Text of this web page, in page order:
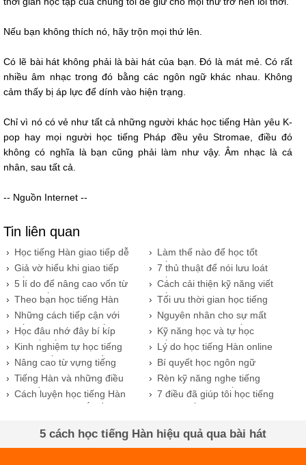
Nếu bạn không thích nó, hãy trộn mọi thứ lên.
Có lẽ bài hát không phải là bài hát của bạn. Đó là mát mẻ. Có rất
nhiều âm nhạc trong đó bằng các ngôn ngữ khác nhau. Không
cảm thấy bị áp lực để dính vào hiện trạng.
Chỉ vì nó có vẻ như tất cả những người khác học tiếng Hàn yêu K-
pop hay mọi người học tiếng Pháp đều yêu Stromae, điều đó
không có nghĩa là bạn cũng phải làm như vậy. Âm nhạc là cá
nhân, sau tất cả.
-- Nguồn Internet --
Tin liên quan
Học tiếng Hàn giao tiếp dễ
dàng hơn bạn nghĩ
Làm thế nào để học tốt
tiếng Hàn
​Giả vờ hiểu khi giao tiếp
tiếng Hàn
​7 thủ thuật để nói lưu loát
tiếng Hàn
​5 lí do để nâng cao vốn từ
vựng tiếng Hàn
Cách cải thiện kỹ năng viết
tiếng Hàn
Theo bạn học tiếng Hàn
làm gì?
Tối ưu thời gian học tiếng
Hàn hiệu quả
​Những cách tiếp cận với
tiếng Hàn nhanh nhất
Nguyên nhân cho sự mất
tập trung khi học tiếng Hàn
Học đâu nhớ đây bí kíp
học tốt tiếng Hàn
Kỹ năng học và tự học
tiếng Hàn
​Kinh nghiệm tự học tiếng
Hàn Quốc tại nhà để hiệu
quả nhất
Lý do học tiếng Hàn online
chưa giỏi
Nâng cao từ vựng tiếng
Hàn qua âm nhạc
Bí quyết học ngôn ngữ
Hàn nhanh và hiệu quả
Tiếng Hàn và những điều
bạn cần quan tâm
Rèn kỹ năng nghe tiếng
Hàn với 7 bí quyết
Cách luyện học tiếng Hàn
cho người mới bắt đầu
​7 điều đã giúp tôi học tiếng
Hàn Quốc
​5 cách học tiếng Hàn hiệu quả qua bài hát